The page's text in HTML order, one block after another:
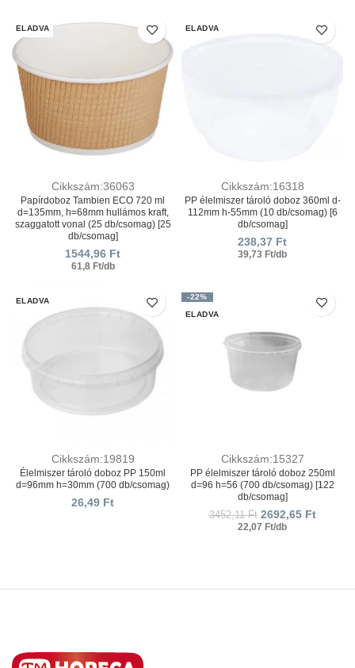
ELADVA
Cikkszám:36063
Papírdoboz Tambien ECO 720 ml
d=135mm, h=68mm hullámos kraft,
szaggatott vonal (25 db/csomag) [25
db/csomag]
1544,96 Ft
61,8 Ft/db
ELADVA
Cikkszám:16318
PP élelmiszer tároló doboz 360ml d-
112mm h-55mm (10 db/csomag) [6
db/csomag]
238,37 Ft
39,73 Ft/db
ELADVA
Cikkszám:19819
Élelmiszer tároló doboz PP 150ml
d=96mm h=30mm (700 db/csomag)
26,49 Ft
-22%
ELADVA
Cikkszám:15327
PP élelmiszer tároló doboz 250ml
d=96 h=56 (700 db/csomag) [122
db/csomag]
3452,11Ft 2692,65 Ft
22,07 Ft/db